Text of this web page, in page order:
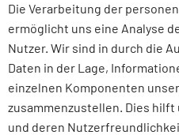
Die Verarbeitung der
ermöglicht uns eine Analyse
Nutzer. Wir sind in durch die
Daten in der Lage,
einzelnen Komponenten
zusammenzustellen. Dies
und deren